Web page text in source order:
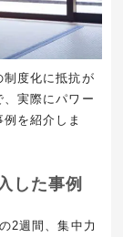
制度化に抵抗が
実際にパワー
を紹介しま
した事例
2週間、集中力